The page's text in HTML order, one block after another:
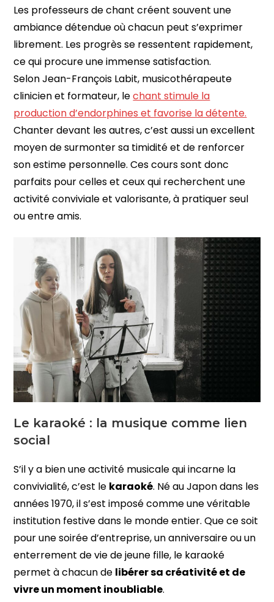
Les professeurs de chant créent souvent une
ambiance détendue où chacun peut s’exprimer
librement. Les progrès se ressentent rapidement,
ce qui procure une immense satisfaction.
Selon Jean-François Labit, musicothérapeute
clinicien et formateur, lechant stimule la
production d’endorphines et favorise la détente.
Chanter devant les autres, c’est aussi un excellent
moyen de surmonter sa timidité et de renforcer
son estime personnelle. Ces cours sont donc
parfaits pour celles et ceux qui recherchent une
activité conviviale et valorisante, à pratiquer seul
ou entre amis.
Le karaoké : la musique comme lien
social
S’il y a bien une activité musicale qui incarne la
convivialité, c’est le karaoké. Né au Japon dans les
années 1970, il s’est imposé comme une véritable
institution festive dans le monde entier. Que ce soit
pour une soirée d’entreprise, un anniversaire ou un
enterrement de vie de jeune fille, le karaoké
permet à chacun de libérer sa créativité et de
vivre un moment inoubliable.